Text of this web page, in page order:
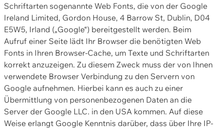
Schriftarten sogenannte Web Fonts, die von der Google
Ireland Limited, Gordon House, 4 Barrow St, Dublin, D04
E5W5, Irland („Google“) bereitgestellt werden. Beim
Aufruf einer Seite lädt Ihr Browser die benötigten Web
Fonts in Ihren Browser-Cache, um Texte und Schriftarten
korrekt anzuzeigen. Zu diesem Zweck muss der von Ihnen
verwendete Browser Verbindung zu den Servern von
Google aufnehmen. Hierbei kann es auch zu einer
Übermittlung von personenbezogenen Daten an die
Server der Google LLC. in den USA kommen. Auf diese
Weise erlangt Google Kenntnis darüber, dass über Ihre IP-